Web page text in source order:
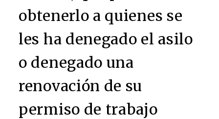
obtenerlo a quienes se
les ha denegado el asilo
o denegado una
renovación de su
permiso de trabajo